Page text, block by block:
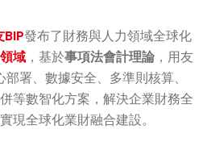
BIP發布了財務與人力領域全球化
域 ，基於事項法會計理論 ，用友
署、數據安全、多準則核算、
等數智化方案，解決企業財務全
現全球化業財融合建設。